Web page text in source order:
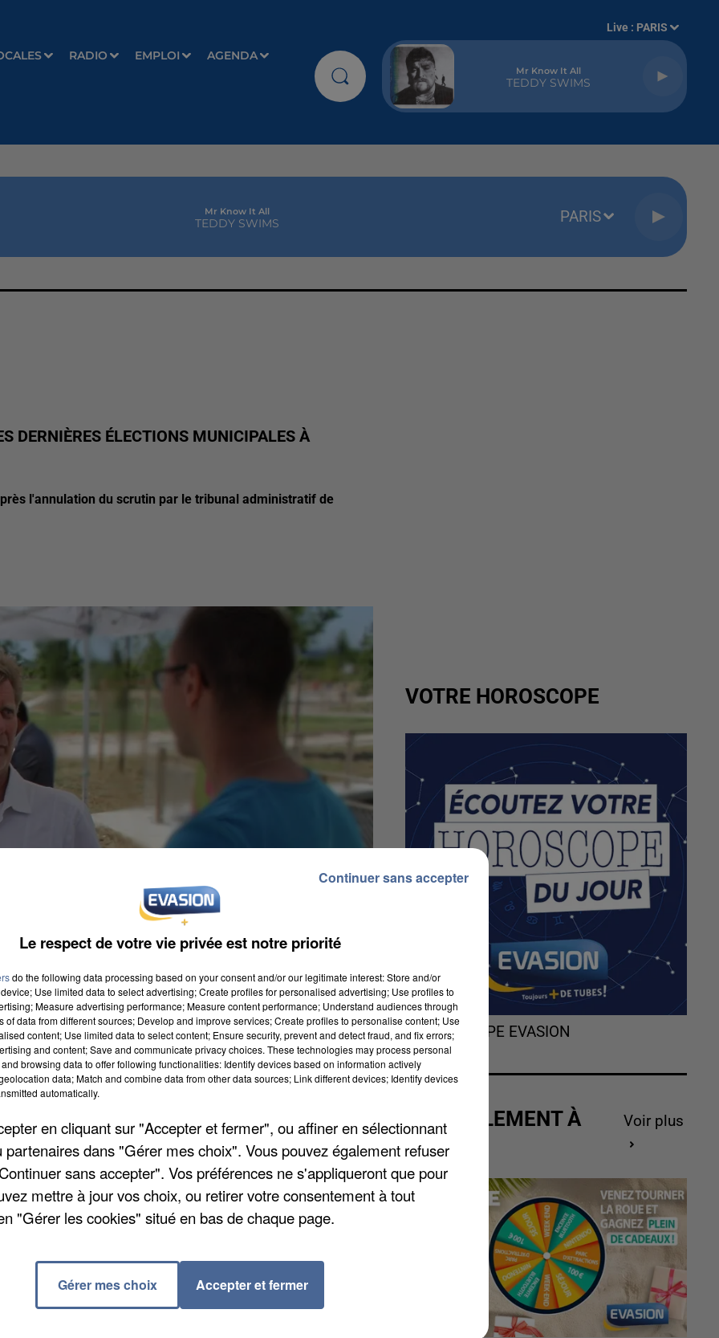
RADIO EMPLOI AGENDA
Live : PARIS
Mr Know It All
TEDDY SWIMS
Mr Know It All
TEDDY SWIMS PARIS
DERNIÈRES ÉLECTIONS MUNICIPALES À
l'annulation du scrutin par le tribunal administratif de
après l'annulation du scrutin par le tribunal
Le sortant avait été réélu en juin avec seulement
demandé le rejet des recours contre Jean Hartz
inhabituel. Il reste donc aux affaires à Bondoufle
ci a 6 mois pour le faire.
VOTRE HOROSCOPE
L'HOROSCOPE EVASION
ACTUELLEMENT À
GAGNER
Voir plus
Le respect de votre vie privée est notre priorité
do the following data processing based on your consent and/or our legitimate interest: Store and/or
Use limited data to select advertising; Create profiles for personalised advertising; Use profiles to
Measure advertising performance; Measure content performance; Understand audiences through
of data from different sources; Develop and improve services; Create profiles to personalise content; Use
content; Use limited data to select content; Ensure security, prevent and detect fraud, and fix errors;
and content; Save and communicate privacy choices. These technologies may process personal
browsing data to offer following functionalities: Identify devices based on information actively
data; Match and combine data from other data sources; Link different devices; Identify devices
automatically.
en cliquant sur "Accepter et fermer", ou affiner en sélectionnant
partenaires dans "Gérer mes choix". Vous pouvez également refuser
sans accepter". Vos préférences ne s'appliqueront que pour
mettre à jour vos choix, ou retirer votre consentement à tout
"Gérer les cookies" situé en bas de chaque page.
Gérer mes choix Accepter et fermer
Continuer sans accepter